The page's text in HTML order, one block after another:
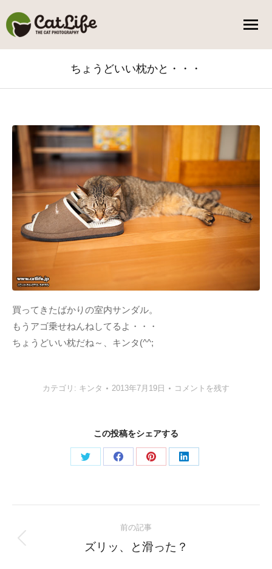
ちょうどいい枕かと・・・
買ってきたばかりの室内サンダル。
もうアゴ乗せねんねしてるよ・・・
ちょうどいい枕だね～、キンタ(^^;
カテゴリ: キンタ 2013年7月19日 コメントを残す
この投稿をシェアする
Share
Share
Share
Share
navigation
前の記事
Previous
ズリッ、と滑った？